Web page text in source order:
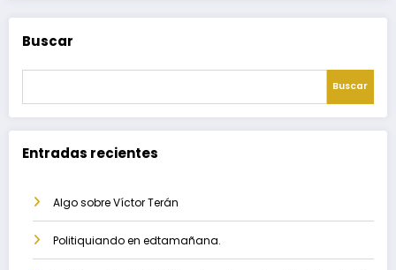
Buscar
Buscar
Entradas recientes
Algo sobre Víctor Terán
Politiquiando en edtamañana.